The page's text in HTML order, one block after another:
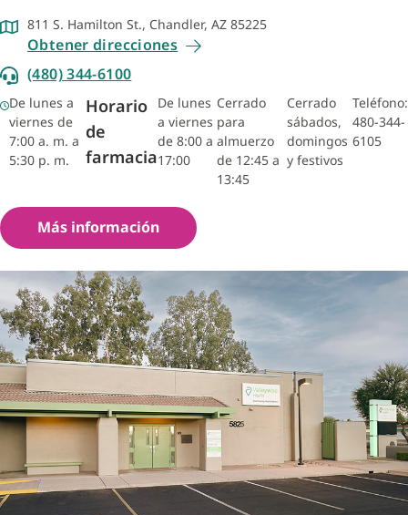
811 S. Hamilton St., Chandler, AZ 85225
Obtener direcciones
(480) 344-6100
De lunes a
viernes de
7:00 a. m. a
5:30 p. m.
Horario
de
farmacia
De lunes
a viernes
de 8:00 a
17:00
Cerrado
para
almuerzo
de 12:45 a
13:45
Cerrado
sábados,
domingos
y festivos
Teléfono:
480-344-
6105
Más información